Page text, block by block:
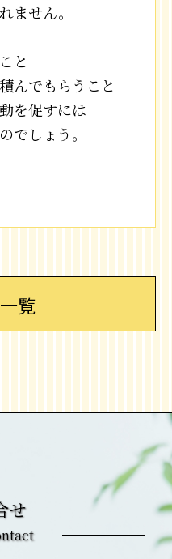
ません。
と
んでもらうこと
を促すには
でしょう。
覧
せ